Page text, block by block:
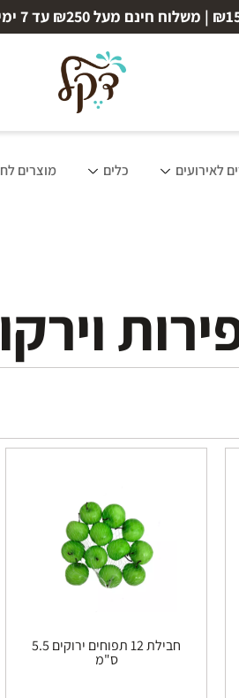
לאירועים כלים מוצרים
חבילת 12 תפוחים ירוקים 5.5
ס"מ